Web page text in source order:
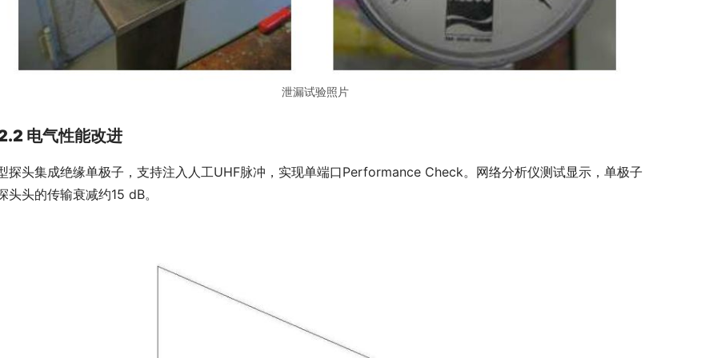
泄漏试验照片
电气性能改进
探头集成绝缘单极子，支持注入人工UHF脉冲，实现单端口Performance Check。网络分析仪测试显示，单极子
头头的传输衰减约15 dB。